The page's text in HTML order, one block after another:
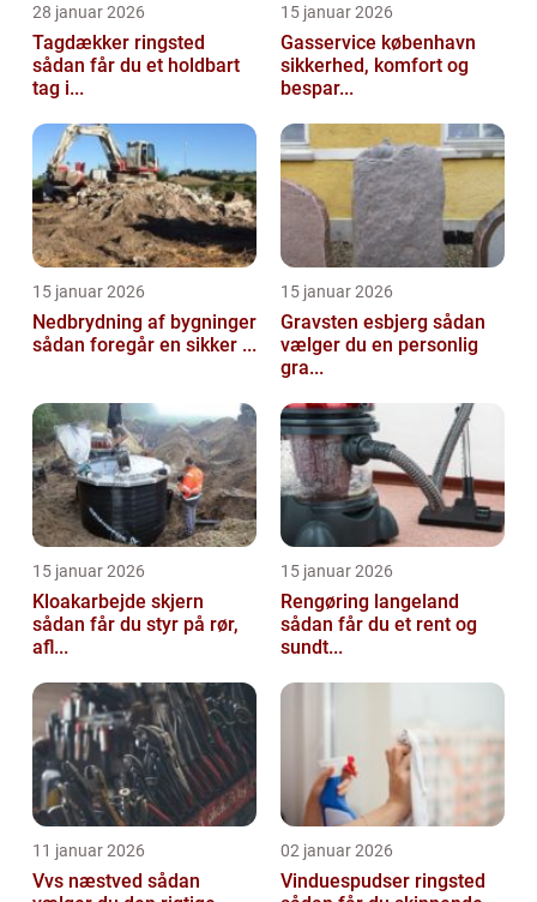
28 januar 2026
Tagdækker ringsted
sådan får du et holdbart
tag i...
15 januar 2026
Gasservice københavn
sikkerhed, komfort og
bespar...
15 januar 2026
Nedbrydning af bygninger
sådan foregår en sikker ...
15 januar 2026
Gravsten esbjerg sådan
vælger du en personlig
gra...
15 januar 2026
Kloakarbejde skjern
sådan får du styr på rør,
afl...
15 januar 2026
Rengøring langeland
sådan får du et rent og
sundt...
11 januar 2026
Vvs næstved sådan
02 januar 2026
Vinduespudser ringsted